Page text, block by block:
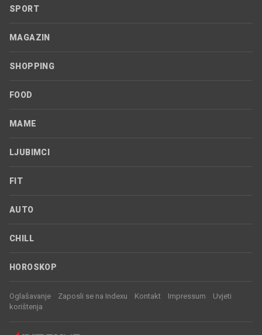
SPORT
MAGAZIN
SHOPPING
FOOD
MAME
LJUBIMCI
FIT
AUTO
CHILL
HOROSKOP
Oglašavanje Zaposli se na Indexu Kontakt Impressum
Uvjeti
korištenja